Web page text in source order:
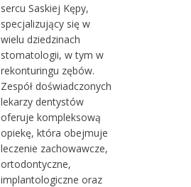
sercu Saskiej Kępy,
specjalizujący się w
wielu dziedzinach
stomatologii, w tym w
rekonturingu zębów.
Zespół doświadczonych
lekarzy dentystów
oferuje kompleksową
opiekę, która obejmuje
leczenie zachowawcze,
ortodontyczne,
implantologiczne oraz